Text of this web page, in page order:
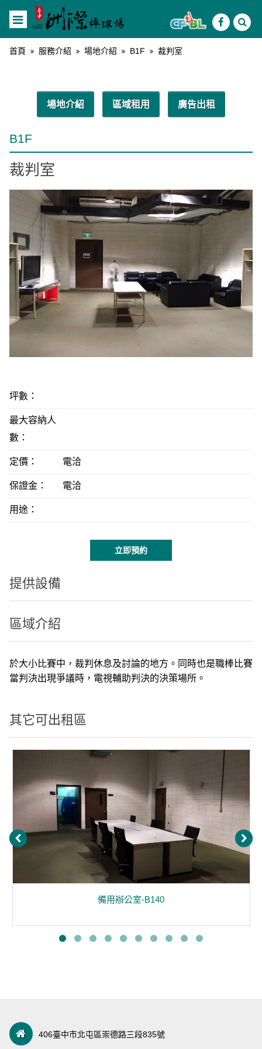
首頁 服務介紹 場地介紹 B1F 裁判室
場地介紹 區域租用 廣告出租
B1F
裁判室
坪數：
最大容納人
數：
定價： 電洽
保證金： 電洽
用途：
立即預約
提供設備
區域介紹
於大小比賽中，裁判休息及討論的地方。同時也是職棒比賽
當判決出現爭議時，電視輔助判決的決策場所。
其它可出租區
備用辦公室-B140
406臺中市北屯區崇德路三段835號